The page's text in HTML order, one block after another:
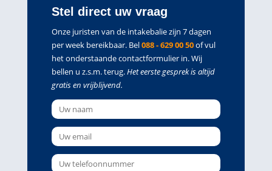
Stel direct uw vraag
Onze juristen van de intakebalie zijn 7 dagen
per week bereikbaar. Bel088 - 629 00 50of vul
het onderstaande contactformulier in. Wij
bellen u z.s.m. terug.Het eerste gesprek is altijd
gratis en vrijblijvend.